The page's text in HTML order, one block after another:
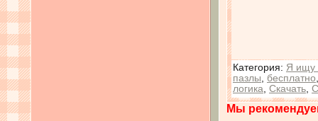
Категория: Я ищу
пазлы
бесплатно
логика Скачать
Мы